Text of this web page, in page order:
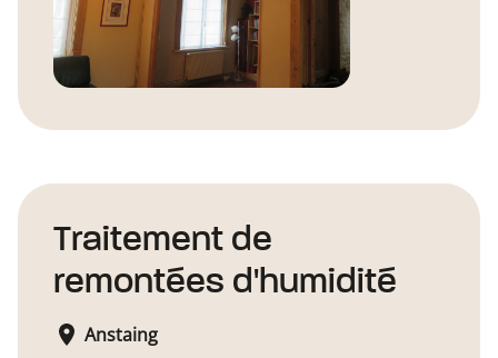
Traitement de
remontées d'humidité
Anstaing